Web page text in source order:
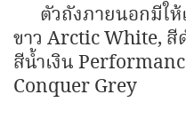
ตัวถังภายนอกมีใ
ขาว Arctic White, สี
สีน้ำเงิน
Conquer Grey